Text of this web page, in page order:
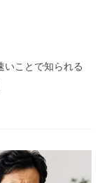
いことで知られる